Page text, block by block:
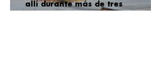
allí durante más de tres